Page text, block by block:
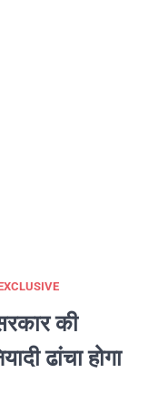
की
ढांचा होगा